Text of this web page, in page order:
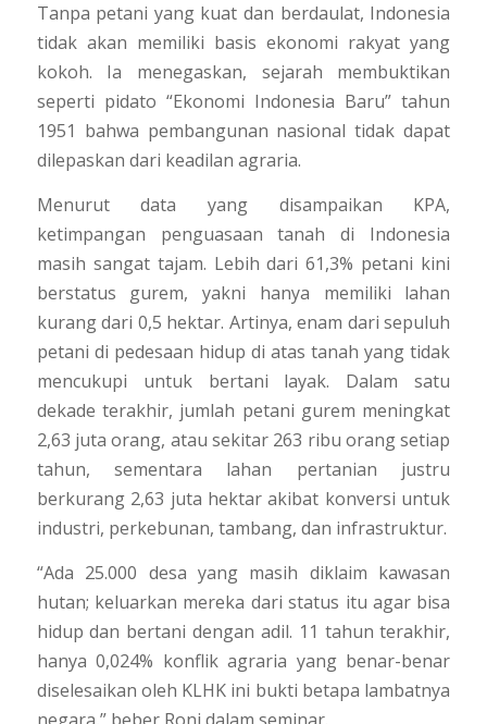
Tanpa petani yang kuat dan berdaulat, Indonesia
tidak akan memiliki basis ekonomi rakyat yang
kokoh. Ia menegaskan, sejarah membuktikan
seperti pidato “Ekonomi Indonesia Baru” tahun
1951 bahwa pembangunan nasional tidak dapat
dilepaskan dari keadilan agraria.
Menurut data yang disampaikan KPA,
ketimpangan penguasaan tanah di Indonesia
masih sangat tajam. Lebih dari 61,3% petani kini
berstatus gurem, yakni hanya memiliki lahan
kurang dari 0,5 hektar. Artinya, enam dari sepuluh
petani di pedesaan hidup di atas tanah yang tidak
mencukupi untuk bertani layak. Dalam satu
dekade terakhir, jumlah petani gurem meningkat
2,63 juta orang, atau sekitar 263 ribu orang setiap
tahun, sementara lahan pertanian justru
berkurang 2,63 juta hektar akibat konversi untuk
industri, perkebunan, tambang, dan infrastruktur.
“Ada 25.000 desa yang masih diklaim kawasan
hutan; keluarkan mereka dari status itu agar bisa
hidup dan bertani dengan adil. 11 tahun terakhir,
hanya 0,024% konflik agraria yang benar-benar
diselesaikan oleh KLHK ini bukti betapa lambatnya
negara,” beber Roni dalam seminar.